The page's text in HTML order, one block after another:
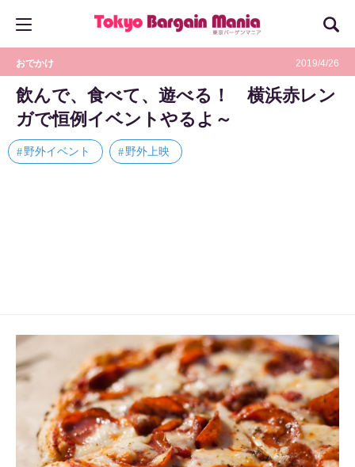
おでかけ 2019/4/26
飲んで、食べて、遊べる！ 横浜赤レン
ガで恒例イベントやるよ～
野外イベント 野外上映